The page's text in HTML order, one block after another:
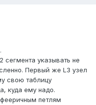
указывать не
Первый же L3 узел
свою таблицу
куда ему надо.
петлям